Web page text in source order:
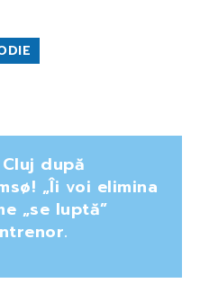
după
„Îi voi elimina
„se luptă”